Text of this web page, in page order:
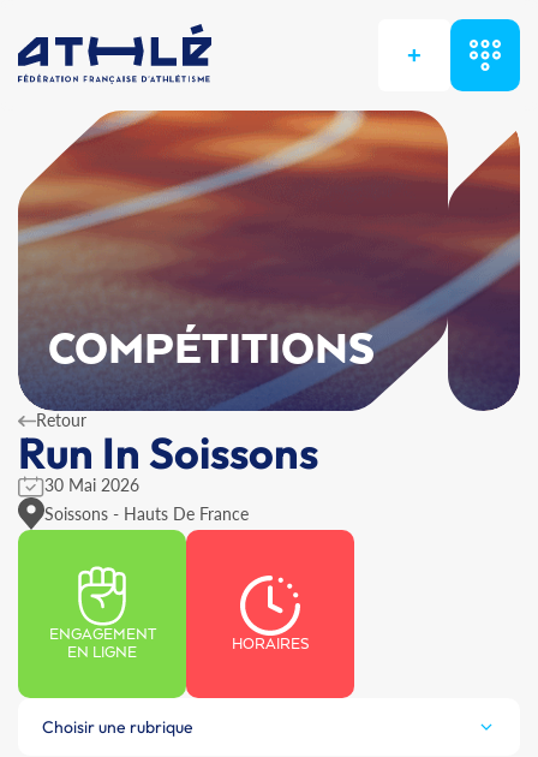
+
COMPÉTITIONS
Retour
Run In Soissons
30 Mai 2026
Soissons - Hauts De France
ENGAGEMENT
EN LIGNE
HORAIRES
Choisir une rubrique